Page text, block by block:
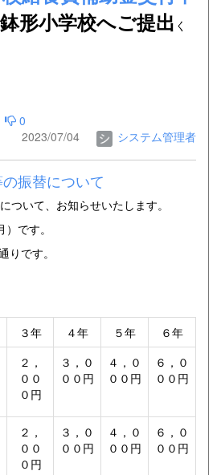
形小学校へご提出 く
0
2023/07/04
システム管理者
振替について
ついて、お知らせいたします。
です。
りです。
３年 ４年 ５年
６年
２，
００
０円
３，０
００円
４，０
００円
６，０
００円
２，
００
０円
３，０
００円
４，０
００円
６，０
００円